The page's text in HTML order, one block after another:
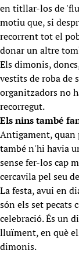
en titllar-los de
motiu que, si
recorrent tot el
donar un altre
Els dimonis,
vestits de roba de
organitzadors no
recorregut.
Els nins també
Antigament, quan
també n'hi havia
sense fer-los cap
cercavila pel seu
La festa, avui en
són els set pecats
celebració. És un
lluïment, en què
dimonis.